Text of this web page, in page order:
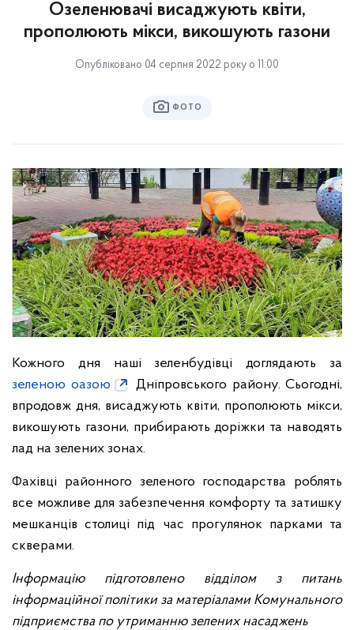
Озеленювачі висаджують квіти,
прополюють мікси, викошують газони
Опубліковано 04 серпня 2022 року о 11:00
ФОТО
Кожного дня наші зеленбудівці доглядають за
зеленою оазою
Дніпровського району. Сьогодні,
впродовж дня, висаджують квіти, прополюють мікси,
викошують газони, прибирають доріжки та наводять
лад на зелених зонах.
Фахівці районного зеленого господарства роблять
все можливе для забезпечення комфорту та затишку
мешканців столиці під час прогулянок парками та
скверами.
Інформацію підготовлено відділом з питань
інформаційної політики за матеріалами Комунального
підприємства по утриманню зелених насаджень